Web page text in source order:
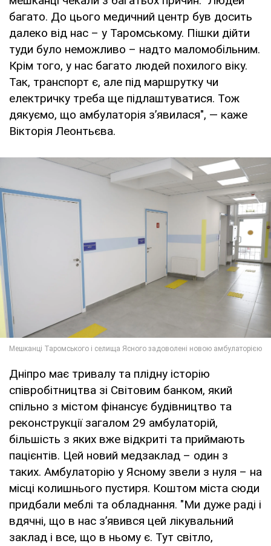
багато. До цього медичний центр був досить
далеко від нас – у Таромському. Пішки дійти
туди було неможливо – надто маломобільним.
Крім того, у нас багато людей похилого віку.
Так, транспорт є, але під маршрутку чи
електричку треба ще підлаштуватися. Тож
дякуємо, що амбулаторія з’явилася", — каже
Вікторія Леонтьєва.
Дніпро має тривалу та плідну історію
співробітництва зі Світовим банком, який
спільно з містом фінансує будівництво та
реконструкції загалом 29 амбулаторій,
більшість з яких вже відкриті та приймають
пацієнтів. Цей новий медзаклад – один з
таких. Амбулаторію у Ясному звели з нуля – на
місці колишнього пустиря. Коштом міста сюди
придбали меблі та обладнання. "Ми дуже раді і
вдячні, що в нас з’явився цей лікувальний
заклад і все, що в ньому є. Тут світло,